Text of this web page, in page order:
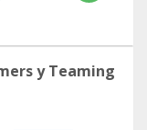
y Teaming